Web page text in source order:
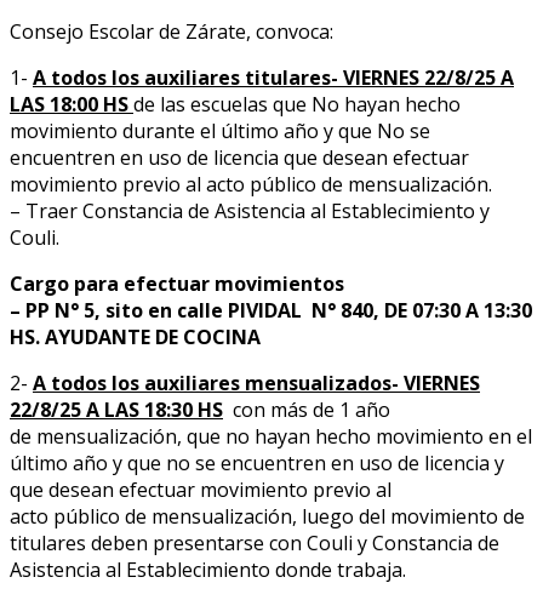
Consejo Escolar de Zárate, convoca:
1- A todos los auxiliares titulares- VIERNES 22/8/25 A
LAS 18:00 HSde las escuelas que No hayan hecho
movimiento durante el último año y que No se
encuentren en uso de licencia que desean efectuar
movimiento previo al acto público de mensualización.
– Traer Constancia de Asistencia al Establecimiento y
Couli.
Cargo para efectuar movimientos
– PP N° 5, sito en calle PIVIDAL N° 840, DE 07:30 A 13:30
HS. AYUDANTE DE COCINA
2- A todos los auxiliares mensualizados- VIERNES
22/8/25 A LAS 18:30 HS con más de 1 año
de mensualización, que no hayan hecho movimiento en el
último año y que no se encuentren en uso de licencia y
que desean efectuar movimiento previo al
acto público de mensualización, luego del movimiento de
titulares deben presentarse con Couli y Constancia de
Asistencia al Establecimiento donde trabaja.